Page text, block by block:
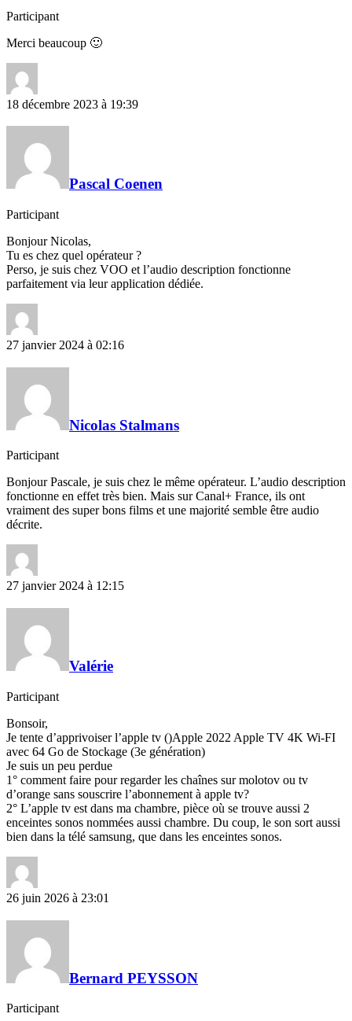
Participant
Merci beaucoup 🙂
18 décembre 2023 à 19:39
Pascal Coenen
Participant
Bonjour Nicolas,
Tu es chez quel opérateur ?
Perso, je suis chez VOO et l’audio description fonctionne
parfaitement via leur application dédiée.
27 janvier 2024 à 02:16
Nicolas Stalmans
Participant
Bonjour Pascale, je suis chez le même opérateur. L’audio description
fonctionne en effet très bien. Mais sur Canal+ France, ils ont
vraiment des super bons films et une majorité semble être audio
décrite.
27 janvier 2024 à 12:15
Valérie
Participant
Bonsoir,
Je tente d’apprivoiser l’apple tv ()Apple 2022 Apple TV 4K Wi‑FI
avec 64 Go de Stockage (3e génération)
Je suis un peu perdue
1° comment faire pour regarder les chaînes sur molotov ou tv
d’orange sans souscrire l’abonnement à apple tv?
2° L’apple tv est dans ma chambre, pièce où se trouve aussi 2
enceintes sonos nommées aussi chambre. Du coup, le son sort aussi
bien dans la télé samsung, que dans les enceintes sonos.
26 juin 2026 à 23:01
Bernard PEYSSON
Participant